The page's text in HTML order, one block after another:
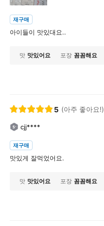
재구매
아이들이 맛있대요..
맛 맛있어요 포장 꼼꼼해요
5 (아주 좋아요!)
cjj****
재구매
맛있게 잘먹었어요.
맛 맛있어요 포장 꼼꼼해요